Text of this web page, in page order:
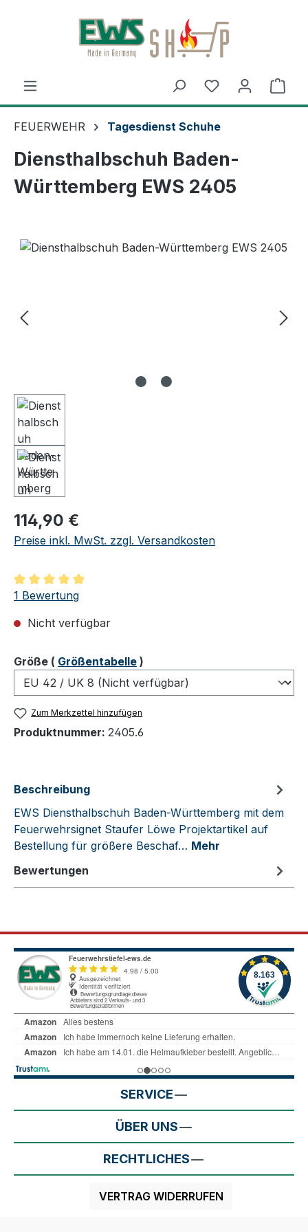
Zum Hauptinhalt springen
FEUERWEHR Tagesdienst Schuhe
Diensthalbschuh Baden-
Württemberg EWS 2405
Regulärer Preis:
114,90 €
Preise inkl. MwSt. zzgl. Versandkosten
Durchschnittliche Bewertung von 5 von 5 Sternen
1 Bewertung
Nicht verfügbar
Größeauswählen
( Größentabelle )
Zum Merkzettel hinzufügen
Produktnummer: 2405.6
Beschreibung
EWS Diensthalbschuh Baden-Württemberg mit dem
Feuerwehrsignet Staufer Löwe Projektartikel auf
Bestellung für größere Beschaf… Mehr
Bewertungen
SERVICE
ÜBER UNS
RECHTLICHES
VERTRAG WIDERRUFEN